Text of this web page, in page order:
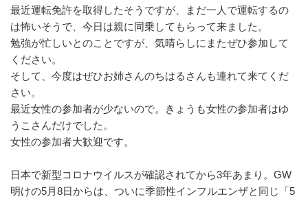
最近運転免許を取得したそうですが、まだ一人で運転するの
は怖いそうで、今日は親に同乗してもらって来ました。
勉強が忙しいとのことですが、気晴らしにまたぜひ参加して
ください。
そして、今度はぜひお姉さんのちはるさんも連れて来てくだ
さい。
最近女性の参加者が少ないので。きょうも女性の参加者はゆ
うこさんだけでした。
女性の参加者大歓迎です。
日本で新型コロナウイルスが確認されてから3年あまり。GW
明けの5月8日からは、ついに季節性インフルエンザと同じ「5